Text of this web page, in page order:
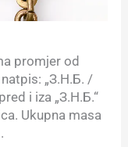
promjer od
„З.Н.Б. /
i iza „З.Н.Б.“
Ukupna masa